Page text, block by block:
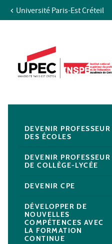
Aller au contenu
Recherche
Navigation secondaire
Université Paris-Est Créteil
DEVENIR PROFESSEUR
DES ÉCOLES
DEVENIR PROFESSEUR
DE COLLÈGE-LYCÉE
DEVENIR CPE
DÉVELOPPER DE
NOUVELLES
COMPÉTENCES AVEC
LA FORMATION
CONTINUE